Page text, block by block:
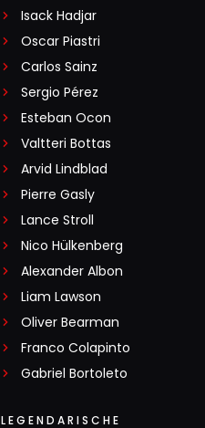
Isack Hadjar
Oscar Piastri
Carlos Sainz
Sergio Pérez
Esteban Ocon
Valtteri Bottas
Arvid Lindblad
Pierre Gasly
Lance Stroll
Nico Hülkenberg
Alexander Albon
Liam Lawson
Oliver Bearman
Franco Colapinto
Gabriel Bortoleto
LEGENDARISCHE